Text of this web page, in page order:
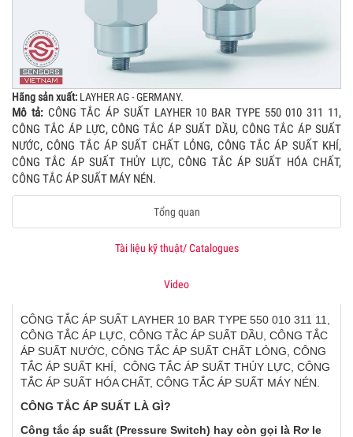
Hãng sản xuất: LAYHER AG - GERMANY.
Mô tả:CÔNG TẮC ÁP SUẤT LAYHER 10 BAR TYPE 550 010 311 11,
CÔNG TẮC ÁP LỰC, CÔNG TẮC ÁP SUẤT DẦU, CÔNG TẮC ÁP SUẤT
NƯỚC, CÔNG TẮC ÁP SUẤT CHẤT LỎNG, CÔNG TẮC ÁP SUẤT KHÍ,
CÔNG TẮC ÁP SUẤT THỦY LỰC, CÔNG TẮC ÁP SUẤT HÓA CHẤT,
CÔNG TẮC ÁP SUẤT MÁY NÉN.
Tổng quan
Tài liệu kỹ thuật/ Catalogues
Video
CÔNG TẮC ÁP SUẤT LAYHER 10 BAR TYPE 550 010 311 11,
CÔNG TẮC ÁP LỰC, CÔNG TẮC ÁP SUẤT DẦU, CÔNG TẮC
ÁP SUẤT NƯỚC, CÔNG TẮC ÁP SUẤT CHẤT LỎNG, CÔNG
TẮC ÁP SUẤT KHÍ, CÔNG TẮC ÁP SUẤT THỦY LỰC, CÔNG
TẮC ÁP SUẤT HÓA CHẤT, CÔNG TẮC ÁP SUẤT MÁY NÉN.
CÔNG TẮC ÁP SUẤT LÀ GÌ?
Công tắc áp suất (Pressure Switch) hay còn gọi là Rơ le